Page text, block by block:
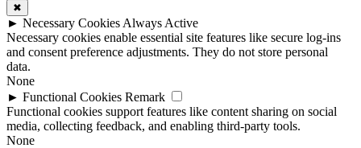
✖
► Necessary Cookies Always Active
Necessary cookies enable essential site features like secure log-ins
and consent preference adjustments. They do not store personal
data.
None
► Functional Cookies Remark
Functional cookies support features like content sharing on social
media, collecting feedback, and enabling third-party tools.
None